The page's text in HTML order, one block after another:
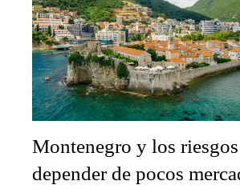
Montenegro y los
depender de pocos